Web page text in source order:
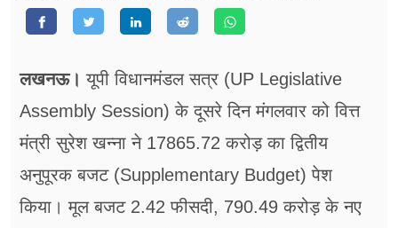
जीवन मंत्रा
ब्‍यूटी
जॉब्स
शिक्षा
लखनऊ। यूपी विधानमंडल सत्र (UP Legislative
Assembly Session) के दूसरे दिन मंगलवार को वित्त
मंत्री सुरेश खन्ना ने 17865.72 करोड़ का द्वितीय
अनुपूरक बजट (Supplementary Budget) पेश
किया। मूल बजट 2.42 फीसदी, 790.49 करोड़ के नए